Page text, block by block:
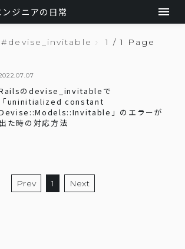
ジニアの日常
#devise_invitable 1 / 1 Page
のdevise_invitableで
「uninitialized constant
」のエラーが
出た時の対応方法
Prev 1 Next